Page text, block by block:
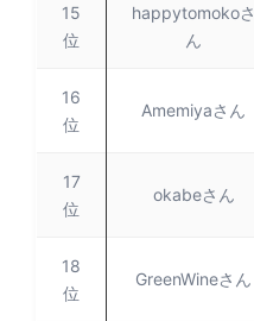
15
位
happytomokoさ
ん
16
位
Amemiyaさん
17
位
okabeさん
18
位
GreenWineさん